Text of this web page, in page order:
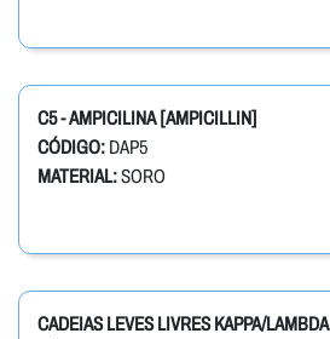
C5 - AMPICILINA [AMPICILLIN]
CÓDIGO: DAP5
MATERIAL:SORO
CADEIAS LEVES LIVRES KAPPA/LAMBDA